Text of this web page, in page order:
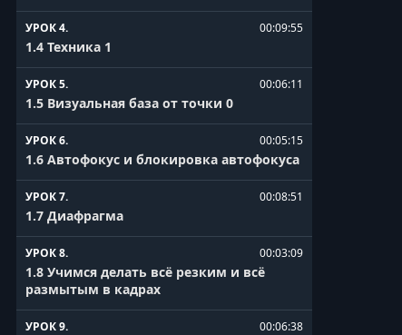
УРОК 4. 00:09:55
1.4 Техника 1
УРОК 5. 00:06:11
1.5 Визуальная база от точки 0
УРОК 6. 00:05:15
1.6 Автофокус и блокировка автофокуса
УРОК 7. 00:08:51
1.7 Диафрагма
УРОК 8. 00:03:09
1.8 Учимся делать всё резким и всё
размытым в кадрах
УРОК 9. 00:06:38